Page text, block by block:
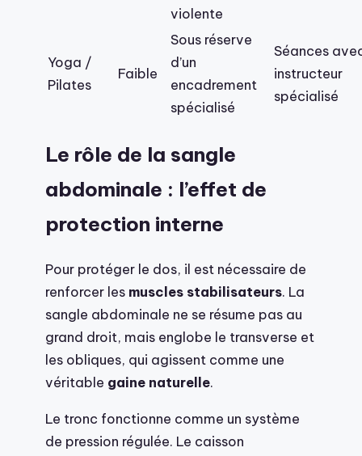
violente
Yoga /
Pilates
Faible
Sous réserve
d’un
encadrement
spécialisé
Séances
instructeur
spécialisé
Le rôle de la sangle
abdominale : l’effet de
protection interne
Pour protéger le dos, il est nécessaire de
renforcer les muscles stabilisateurs. La
sangle abdominale ne se résume pas au
grand droit, mais englobe le transverse et
les obliques, qui agissent comme une
véritable gaine naturelle.
Le tronc fonctionne comme un système
de pression régulée. Le caisson